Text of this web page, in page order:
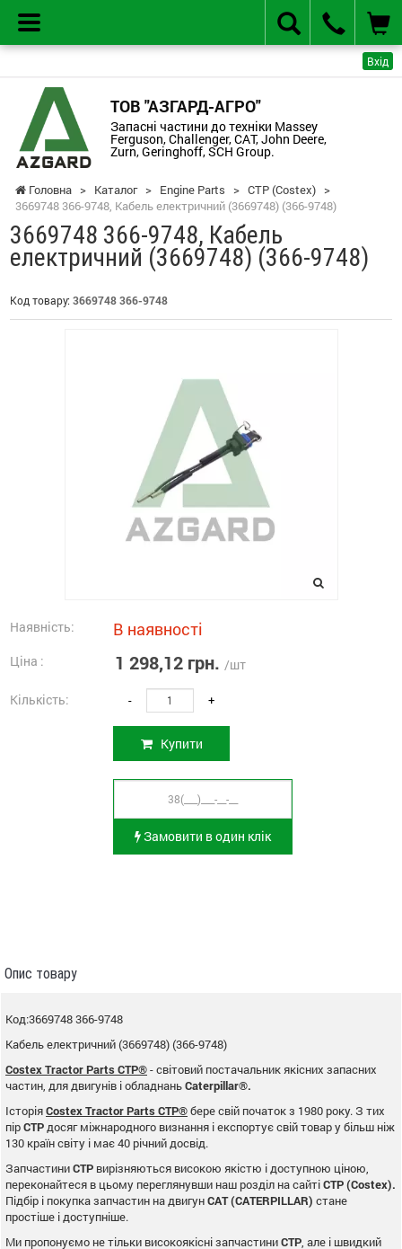
Вхід
ТОВ "АЗГАРД-АГРО"
Запасні частини до техніки Massey
Ferguson, Challenger, CAT, John Deere,
Zurn, Geringhoff, SCH Group.
Головна > Каталог > Engine Parts > CTP (Costex) >
3669748 366-9748, Кабель електричний (3669748) (366-9748)
3669748 366-9748, Кабель
електричний (3669748) (366-9748)
Код товару: 3669748 366-9748
Наявність: В наявності
Ціна : 1 298,12 грн. /шт
Кількість: - +
Купити
Замовити в один клік
Опис товару
Код:3669748 366-9748
Кабель електричний (3669748) (366-9748)
Costex Tractor Parts CTP®- світовий постачальник якісних запасних
частин, для двигунів і обладнаньCaterpillar®.
ІсторіяCostex Tractor Parts CTP®бере свій початок з 1980 року. З тих
пірCTP досяг міжнародного визнання і експортує свій товар у більш ніж
130 країн світу і має 40 річний досвід.
ЗапчастиниCTP вирізняються високою якістю і доступною ціною,
переконайтеся в цьому переглянувши наш розділ на сайтіCTP (Costex).
Підбір і покупка запчастин на двигунCAT (CATERPILLAR) стане
простіше і доступніше.
Ми пропонуємо не тільки високоякісні запчастиниCTP , але і швидкий